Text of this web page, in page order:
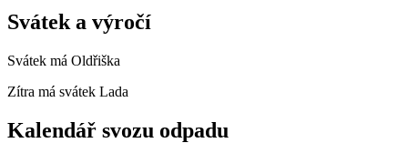
Svátek a výročí
Svátek má Oldřiška
Zítra má svátek Lada
Kalendář svozu odpadu